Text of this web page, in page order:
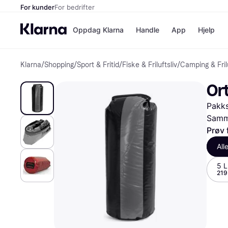
For kunderFor bedrifter
Oppdag Klarna
Betal nå
Betal i 3
Betal innen
Finansiering
Handle
Butikker
App Hjelp
Klarna/Shopping/Sport & Fritid/Fiske & Friluftsliv/Camping &
Prøv
Alle
5 L